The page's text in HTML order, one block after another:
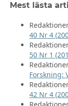
Mest lästa
40 Nr 4
50 Nr 1
Forskning:
42 Nr 4